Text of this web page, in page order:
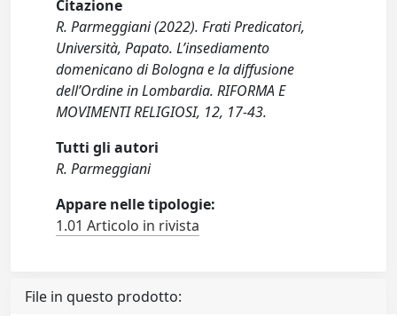
Citazione
R. Parmeggiani (2022). Frati Predicatori,
Università, Papato. L’insediamento
domenicano di Bologna e la diffusione
dell’Ordine in Lombardia. RIFORMA E
MOVIMENTI RELIGIOSI, 12, 17-43.
Tutti gli autori
R. Parmeggiani
Appare nelle tipologie:
1.01 Articolo in rivista
File in questo prodotto: